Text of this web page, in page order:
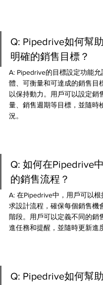
Q: Pipedrive如何幫
明確的銷售目標？
A: Pipedrive的目標設定功能
體、可衡量和可達成的銷售目
以保持動力。用戶可以設定銷
量、銷售週期等目標，並隨時
況。
Q: 如何在Pipedrive
的銷售流程？
A: 在Pipedrive中，用戶可以
求設計流程，確保每個銷售機
階段。用戶可以定義不同的銷
進任務和提醒，並隨時更新進
Q: Pipedrive如何幫